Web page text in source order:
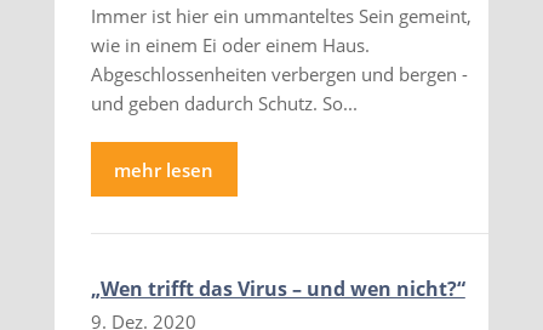
Immer ist hier ein ummanteltes Sein gemeint,
wie in einem Ei oder einem Haus.
Abgeschlossenheiten verbergen und bergen -
und geben dadurch Schutz. So...
mehr lesen
„Wen trifft das Virus – und wen nicht?“
9. Dez. 2020